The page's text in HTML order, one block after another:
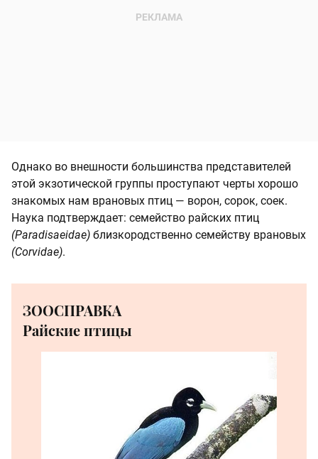
Однако во внешности большинства представителей
этой экзотической группы проступают черты хорошо
знакомых нам врановых птиц — ворон, сорок, соек.
Наука подтверждает: семейство райских птиц
(Paradisaeidae) близкородственно семейству врановых
(Corvidae).
ЗООСПРАВКА
Райские птицы